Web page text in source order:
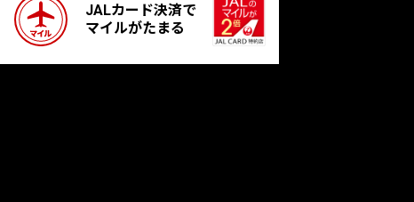
JALカード決済で
マイルがたまる